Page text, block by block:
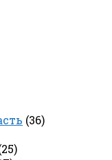
(36)